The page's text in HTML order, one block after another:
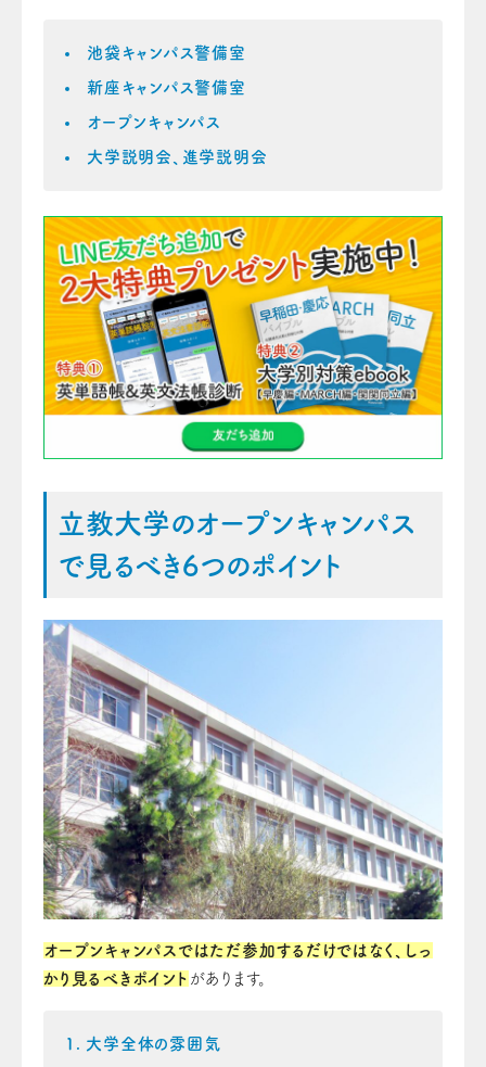
池袋キャンパス警備室
新座キャンパス警備室
オープンキャンパス
大学説明会、進学説明会
立教大学のオープンキャンパス
で見るべき6つのポイント
オープンキャンパスではただ参加するだけではなく、しっ
かり見るべきポイント があります。
大学全体の雰囲気